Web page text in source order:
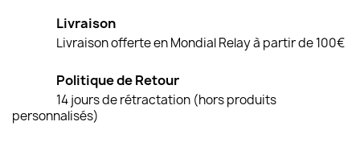
Livraison
Livraison offerte en Mondial Relay à partir de 100€
Politique de Retour
14 jours de rétractation (hors produits
personnalisés)